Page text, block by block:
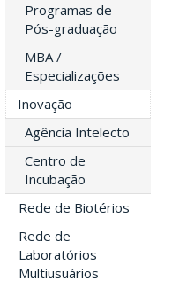
Programas de
Pós-graduação
MBA /
Especializações
Inovação
Agência Intelecto
Centro de
Incubação
Rede de Biotérios
Rede de
Laboratórios
Multiusuários